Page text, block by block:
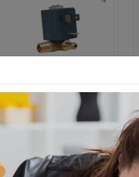
22,90 €
ELECTROVALVULA
VAPOR CEME 1/8 EN